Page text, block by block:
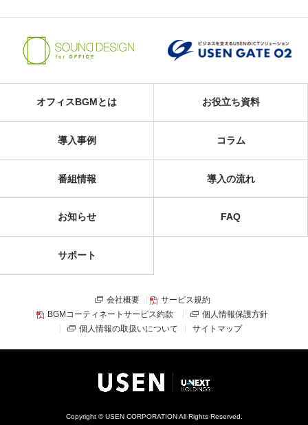
オフィスBGMとは お役立ち資料
導入事例 コラム
番組情報 導入の流れ
お知らせ FAQ
サポート
会社概要
サービス規約
BGMコーティネートサービス約款
個人情報保護方針
個人情報の取扱いについて
サイトマップ
Copyright © USEN CORPORATION All Rights Reserved.